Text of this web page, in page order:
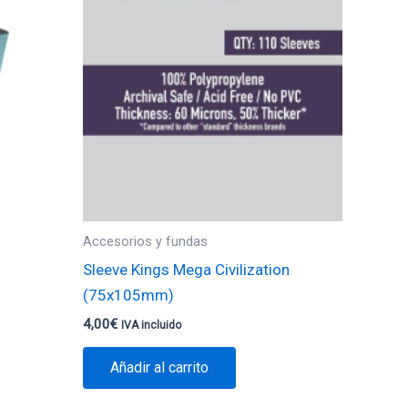
múltiples
Accesorios y fundas
Sleeve Kings Mega Civilization
(75x105mm)
4,00€ IVA incluido
Añadir al carrito